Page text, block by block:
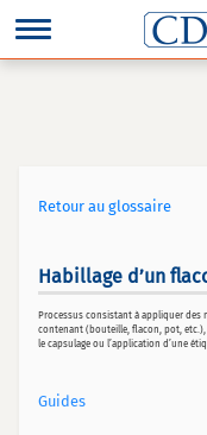
Retour au glossaire
Habillage d’un
Processus consistant à appliquer des
contenant (bouteille, flacon, pot,
le capsulage ou l’application d’une
Guides